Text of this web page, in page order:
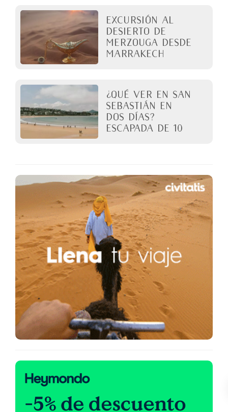
Excursión al
desierto de
Merzouga desde
Marrakech
¿Qué ver en San
Sebastián en
dos días?
Escapada de 10